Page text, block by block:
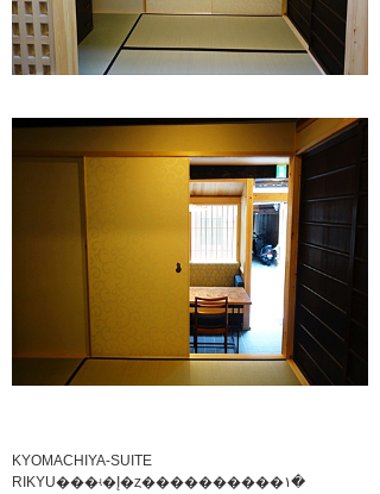
KYOMACHIYA-SUITE
RIKYU���ʵ�Į�ȥ����������١�